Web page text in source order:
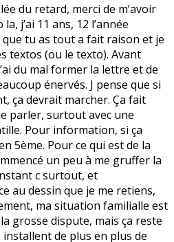
du retard, merci de m’avoir
j’ai 11 ans, 12 l’année
que tu as tout a fait raison et je
textos (ou le texto). Avant
du mal former la lettre et de
énervés. J pense que si
ça devrait marcher. Ça fait
parler, surtout avec une
Pour information, si ça
5ème. Pour ce qui est de la
un peu à me gruffer la
c surtout, et
au dessin que je me retiens,
ma situation familialle est
grosse dispute, mais ça reste
de plus en plus de